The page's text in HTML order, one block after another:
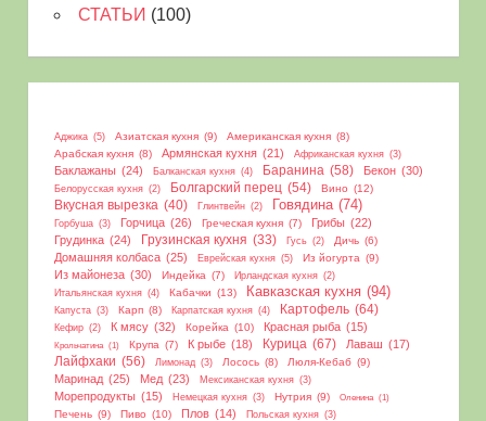
СТАТЬИ (100)
Аджика (5) Азиатская кухня (9) Американская кухня (8)
Арабская кухня (8) Армянская кухня (21) Африканская кухня (3)
Баклажаны (24) Балканская кухня (4) Баранина (58) Бекон (30)
Белорусская кухня (2) Болгарский перец (54) Вино (12)
Вкусная вырезка (40) Глинтвейн (2) Говядина (74)
Горбуша (3) Горчица (26) Греческая кухня (7) Грибы (22)
Грудинка (24) Грузинская кухня (33) Гусь (2) Дичь (6)
Домашняя колбаса (25) Еврейская кухня (5) Из йогурта (9)
Из майонеза (30) Индейка (7) Ирландская кухня (2)
Итальянская кухня (4) Кабачки (13) Кавказская кухня (94)
Капуста (3) Карп (8) Карпатская кухня (4) Картофель (64)
Кефир (2) К мясу (32) Корейка (10) Красная рыба (15)
Крольчатина (1) Крупа (7) К рыбе (18) Курица (67) Лаваш (17)
Лайфхаки (56) Лимонад (3) Лосось (8) Люля-Кебаб (9)
Маринад (25) Мед (23) Мексиканская кухня (3)
Морепродукты (15) Немецкая кухня (3) Нутрия (9) Оленина (1)
Печень (9) Пиво (10) Плов (14) Польская кухня (3)